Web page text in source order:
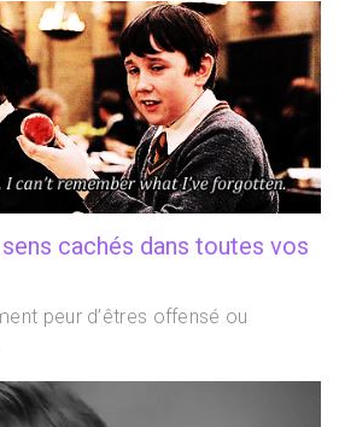
cachés dans toutes vos
peur d’êtres offensé ou